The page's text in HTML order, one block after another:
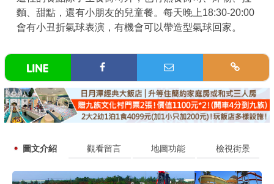
麵、甜點，還有小朋友的兒童餐。每天晚上18:30-20:00
會有小丑折氣球表演，有機會可以帶造型氣球回家。
圖文介紹 觀看留言 地圖功能 檢視街景